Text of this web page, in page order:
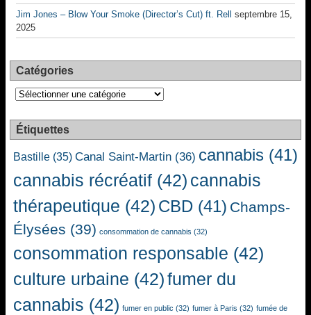
Jim Jones – Blow Your Smoke (Director’s Cut) ft. Rell
septembre 15,
2025
Catégories
Catégories
Étiquettes
Bastille (35) Canal Saint-Martin (36) cannabis (41)
cannabis récréatif (42) cannabis
thérapeutique (42) CBD (41) Champs-
Élysées (39) consommation de cannabis (32)
consommation responsable (42)
culture urbaine (42)fumer du
cannabis (42) fumer en public (32) fumer à Paris (32) fumée de